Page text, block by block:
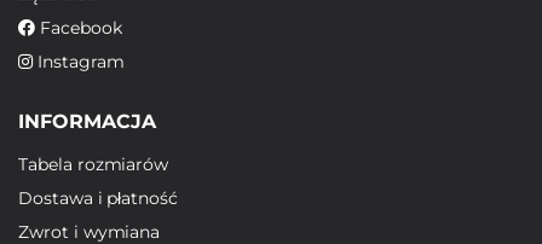
Facebook
Instagram
INFORMACJA
Tabela rozmiarów
Dostawa i płatność
Zwrot i wymiana